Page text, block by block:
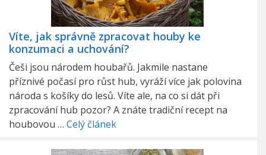
Víte, jak správně zpracovat houby ke
konzumaci a uchování?
Češi jsou národem houbařů. Jakmile nastane
příznivé počasí pro růst hub, vyráží více jak polovina
národa s košíky do lesů. Víte ale, na co si dát při
zpracování hub pozor? A znáte tradiční recept na
houbovou … Celý článek